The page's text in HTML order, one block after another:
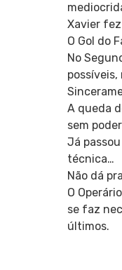
Xavier
O Gol do
No
A queda
sem
Já
técnica…
Não dá
O
se faz
últimos.